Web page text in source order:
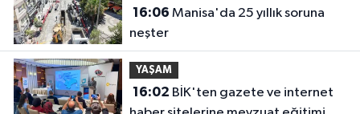
16:06
neşter
YAŞAM
16:02